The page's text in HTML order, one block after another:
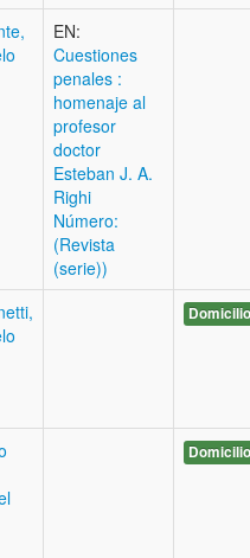
EN:
Cuestiones
penales :
homenaje al
profesor
doctor
Esteban J. A.
Righi
Número:
(Revista
(serie))
Domicilio
Domicilio